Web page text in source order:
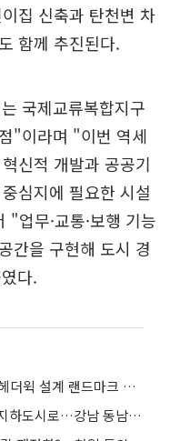
집 신축과 탄천변 차
함께 추진된다.
국제교류복합지구
"이라며 "이번 역세
신적 개발과 공공기
심지에 필요한 시설
업무·교통·보행 기능
간을 구현해 도시 경
다.
압구정·청담 '도시 혁신' 본격화⋯헤더윅 설계 랜드마크 뜬다
차로 가득한 영동대로, 광장 품은 지하도시로…강남 동남권 재편의 핵심축 뜬다